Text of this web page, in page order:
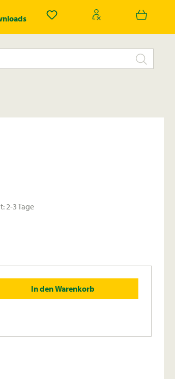
Du hast 0 Produkte auf dem
2-3 Tage
In den Warenkorb